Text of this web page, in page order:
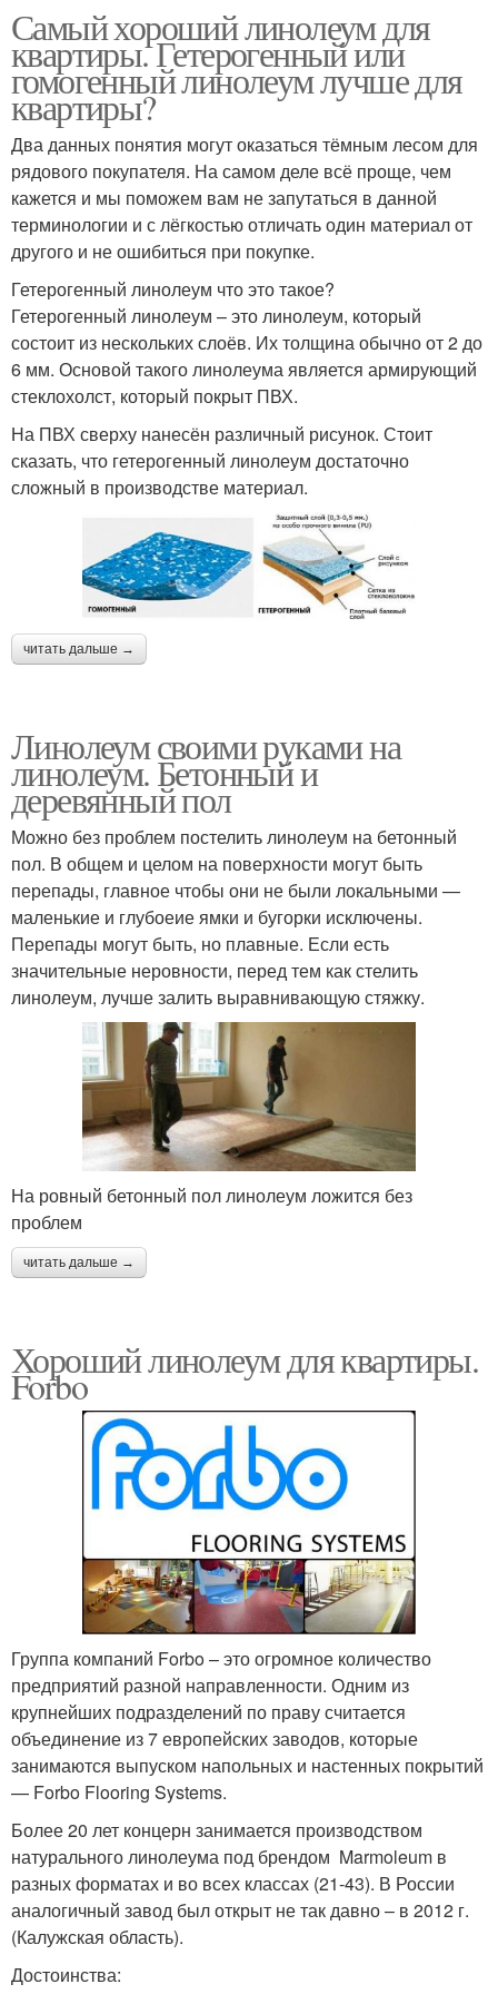
Самый хороший линолеум для
квартиры. Гетерогенный или
гомогенный линолеум лучше для
квартиры?
Два данных понятия могут оказаться тёмным лесом для
рядового покупателя. На самом деле всё проще, чем
кажется и мы поможем вам не запутаться в данной
терминологии и с лёгкостью отличать один материал от
другого и не ошибиться при покупке.
Гетерогенный линолеум что это такое?
Гетерогенный линолеум – это линолеум, который
состоит из нескольких слоёв. Их толщина обычно от 2 до
6 мм. Основой такого линолеума является армирующий
стеклохолст, который покрыт ПВХ.
На ПВХ сверху нанесён различный рисунок. Стоит
сказать, что гетерогенный линолеум достаточно
сложный в производстве материал.
читать дальше →
Линолеум своими руками на
линолеум. Бетонный и
деревянный пол
Можно без проблем постелить линолеум на бетонный
пол. В общем и целом на поверхности могут быть
перепады, главное чтобы они не были локальными —
маленькие и глубоеие ямки и бугорки исключены.
Перепады могут быть, но плавные. Если есть
значительные неровности, перед тем как стелить
линолеум, лучше залить выравнивающую стяжку.
На ровный бетонный пол линолеум ложится без
проблем
читать дальше →
Хороший линолеум для квартиры.
Forbo
Группа компаний Forbo – это огромное количество
предприятий разной направленности. Одним из
крупнейших подразделений по праву считается
объединение из 7 европейских заводов, которые
занимаются выпуском напольных и настенных покрытий
— Forbo Flooring Systems.
Более 20 лет концерн занимается производством
натурального линолеума под брендом Marmoleum в
разных форматах и во всех классах (21-43). В России
аналогичный завод был открыт не так давно – в 2012 г.
(Калужская область).
Достоинства: